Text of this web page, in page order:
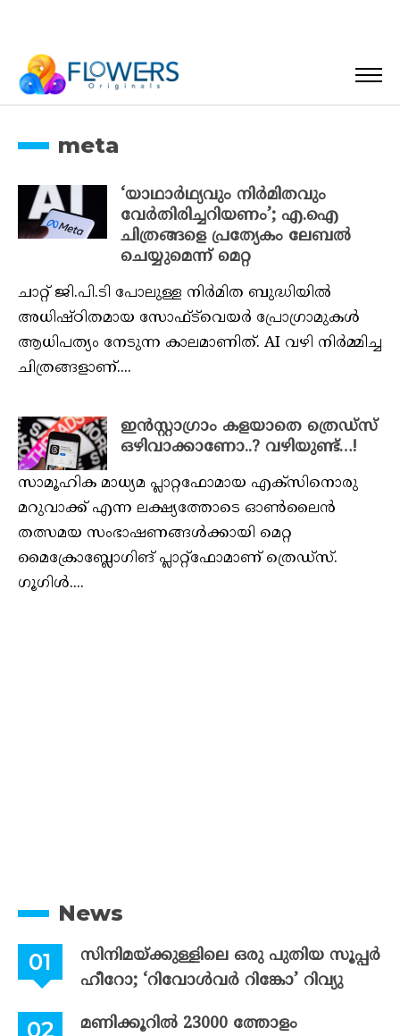
meta
‘യാഥാർഥ്യവും നിർമിതവും
വേർതിരിച്ചറിയണം’; എ.ഐ
ചിത്രങ്ങളെ പ്രത്യേകം ലേബൽ
ചെയ്യുമെന്ന് മെറ്റ
ചാറ്റ് ജി.പി.ടി പോലുള്ള നിർമിത ബുദ്ധിയിൽ
അധിഷ്ഠിതമായ സോഫ്ട്‍വെയർ പ്രോഗ്രാമുകൾ
ആധിപത്യം നേടുന്ന കാലമാണിത്. AI വഴി നിർമ്മിച്ച
ചിത്രങ്ങളാണ്....
ഇൻസ്റ്റാഗ്രാം കളയാതെ ത്രെഡ്സ്
ഒഴിവാക്കാണോ..? വഴിയുണ്ട്…!
സാമൂഹിക മാധ്യമ പ്ലാറ്റഫോമായ എക്‌സിനൊരു
മറുവാക്ക് എന്ന ലക്ഷ്യത്തോടെ ഓൺലൈൻ
തത്സമയ സംഭാഷണങ്ങൾക്കായി മെറ്റ
മൈക്രോബ്ലോഗിങ് പ്ലാറ്റ്‌ഫോമാണ് ത്രെഡ്സ്.
ഗൂഗിൾ....
News
സിനിമയ്ക്കുള്ളിലെ ഒരു പുതിയ സൂപ്പർ
ഹീറോ; ‘റിവോൾവർ റിങ്കോ’ റിവ്യു
മണിക്കൂറിൽ 23000 ത്തോളം